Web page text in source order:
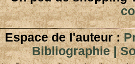
Espace de l'auteur :
Bibliographie|